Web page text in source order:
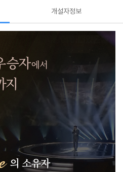
개설자정보